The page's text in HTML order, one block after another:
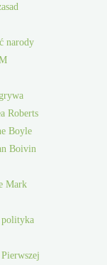
narody
Roberts
Boyle
Boivin
Mark
polityka